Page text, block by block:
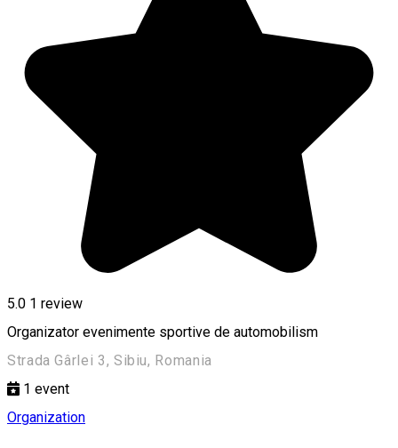
5.0 1 review
Organizator evenimente sportive de automobilism
Strada Gârlei 3, Sibiu, Romania
1 event
Organization